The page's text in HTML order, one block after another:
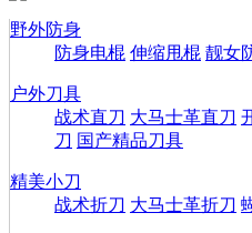
野外防身
防身电棍 伸缩甩棍 靓女
户外刀具
战术直刀 大马士革直刀
刀 国产精品刀具
精美小刀
战术折刀 大马士革折刀